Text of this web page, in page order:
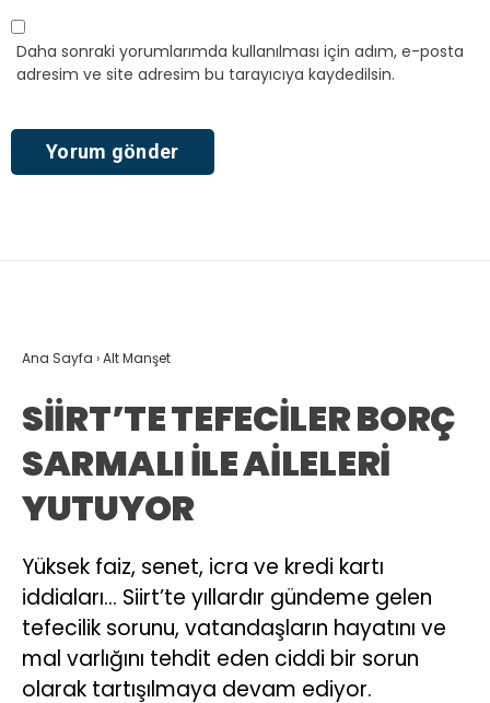
Daha sonraki yorumlarımda kullanılması için adım, e-posta
adresim ve site adresim bu tarayıcıya kaydedilsin.
Ana Sayfa ›Alt Manşet
SİİRT’TE TEFECİLER BORÇ
SARMALI İLE AİLELERİ
YUTUYOR
Yüksek faiz, senet, icra ve kredi kartı
iddiaları… Siirt’te yıllardır gündeme gelen
tefecilik sorunu, vatandaşların hayatını ve
mal varlığını tehdit eden ciddi bir sorun
olarak tartışılmaya devam ediyor.